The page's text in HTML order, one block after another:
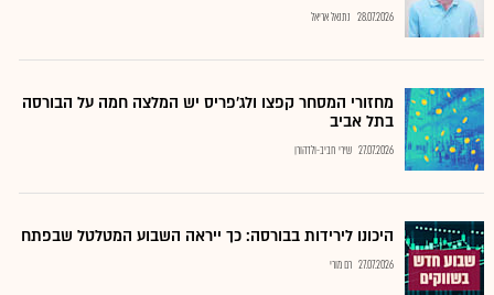
28.07.2026 נתנאל אריאל
מחזורי המסחר קפצו ולג'פריס יש המלצה חמה על הבורסה
בתל אביב
27.07.2026 שירי חביב-ולדהורן
היכונו לירידות בבורסה: כך ייראה השבוע המטלטל שבפתח
27.07.2026 רם מורי